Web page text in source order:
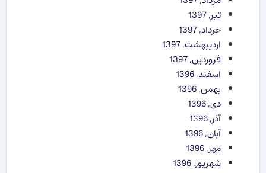
تیر, 1397
خرداد, 1397
اردیبهشت, 1397
فروردین, 1397
اسفند, 1396
بهمن, 1396
دی, 1396
آذر, 1396
آبان, 1396
مهر, 1396
شهریور, 1396